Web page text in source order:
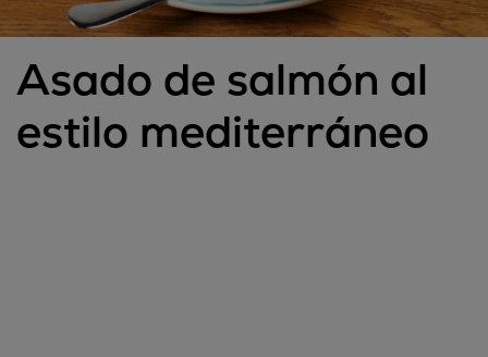
Asado de salmón al
estilo mediterráneo